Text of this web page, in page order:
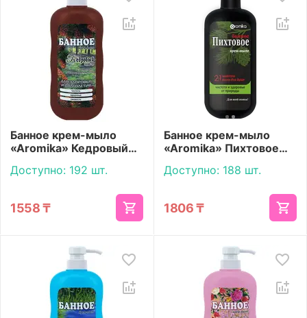
Банное крем-мыло
«Aromika» Кедровый
Доступно: 192 шт.
1558 ₸
Банное крем-мыло
«Aromika» Пихтовое
Доступно: 188 шт.
1806 ₸